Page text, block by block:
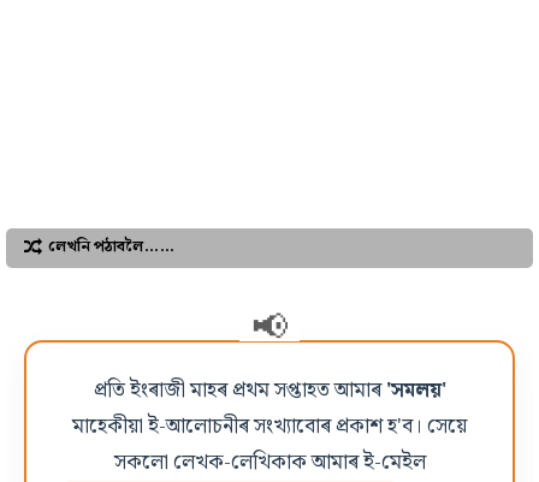
লেখনি পঠাবলৈ……
প্ৰতি ইংৰাজী মাহৰ প্ৰথম সপ্তাহত আমাৰ'সমলয়'
মাহেকীয়া ই-আলোচনীৰ সংখ্যাবোৰ প্ৰকাশ হ'ব। সেয়ে
সকলো লেখক-লেখিকাক আমাৰ ই-মেইল